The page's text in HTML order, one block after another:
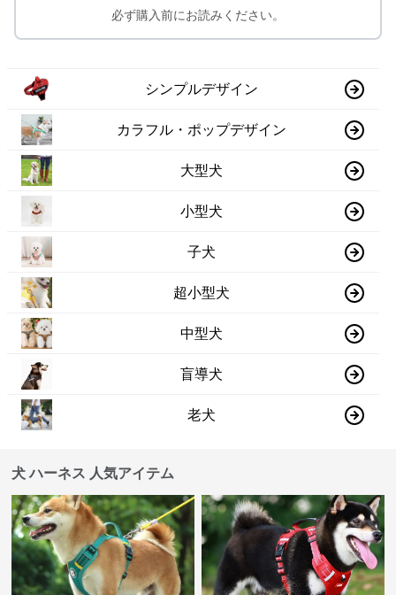
必ず購入前にお読みください。
シンプルデザイン
カラフル・ポップデザイン
大型犬
小型犬
子犬
超小型犬
中型犬
盲導犬
老犬
犬 ハーネス 人気アイテム